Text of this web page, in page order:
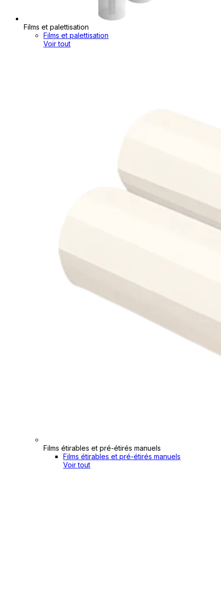
Films et palettisation
Films et palettisation
Voir tout
Films étirables et pré-étirés manuels
Films étirables et pré-étirés manuels
Voir tout